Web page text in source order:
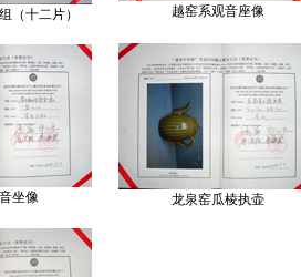
（十二片） 越窑系观音座像
坐像 龙泉窑瓜棱执壶